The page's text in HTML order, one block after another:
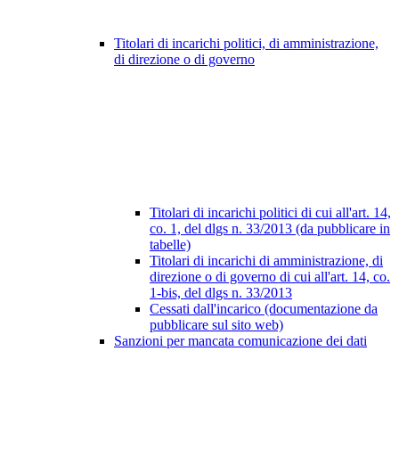
Titolari di incarichi politici, di amministrazione,
di direzione o di governo
Titolari di incarichi politici di cui all'art. 14,
co. 1, del dlgs n. 33/2013 (da pubblicare in
tabelle)
Titolari di incarichi di amministrazione, di
direzione o di governo di cui all'art. 14, co.
1-bis, del dlgs n. 33/2013
Cessati dall'incarico (documentazione da
pubblicare sul sito web)
Sanzioni per mancata comunicazione dei dati